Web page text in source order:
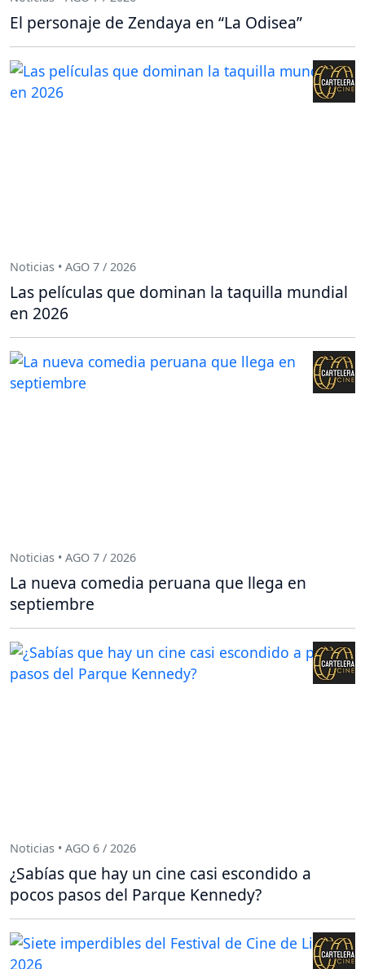
El personaje de Zendaya en “La Odisea”
Noticias • AGO 7 / 2026
Las películas que dominan la taquilla mundial
en 2026
Noticias • AGO 7 / 2026
La nueva comedia peruana que llega en
septiembre
Noticias • AGO 6 / 2026
¿Sabías que hay un cine casi escondido a
pocos pasos del Parque Kennedy?